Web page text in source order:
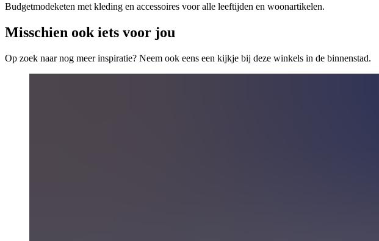
Budgetmodeketen met kleding en accessoires voor alle leeftijden en woonartikelen.
Misschien ook iets voor jou
Op zoek naar nog meer inspiratie? Neem ook eens een kijkje bij deze winkels in de binnenstad.